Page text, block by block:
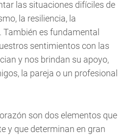
las situaciones difíciles de
la resiliencia, la
es fundamental
sentimientos con las
y nos brindan su apoyo,
la pareja o un profesional
son dos elementos que
y que determinan en gran